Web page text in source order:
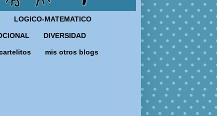
LOGICO-MATEMATICO
DIVERSIDAD
mis otros blogs